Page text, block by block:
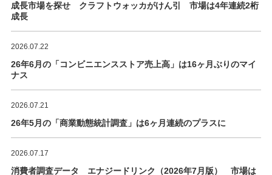
成長市場を探せ クラフトウォッカがけん引 市場は4年連続2桁
成長
2026.07.22
26年6月の「コンビニエンスストア売上高」は16ヶ月ぶりのマイ
ナス
2026.07.21
26年5月の「商業動態統計調査」は6ヶ月連続のプラスに
2026.07.17
消費者調査データ エナジードリンク（2026年7月版） 市場は